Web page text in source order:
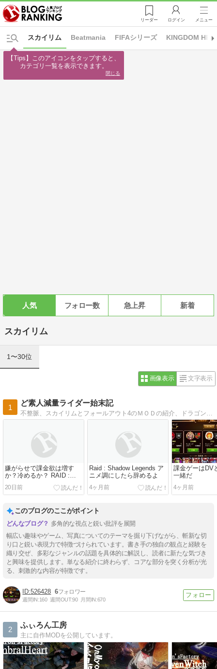
リーダー ログイン メニュー
Beatmania FIFAシリーズ KINGDOM
スカイリム
人気 フォロー数 急上昇 新着
スカイリム
1〜30位
画像表示 文字表示
1
ど素人減量ライダー始末記
嫌がらせで課金欲は増す
か？冷めるか？ RAID :
Shadow Legends
20日前
Raid : Shadow Legends ア
ニメ調にしたら辞めるよ
4ヶ月前
課金ゲーはDV
一緒だ
4ヶ月前
このブログのここがポイント
多角的な視点と鋭い批評を展開
幅広い趣味やゲーム、写真についてのテーマを掘り下げながら、斬新な切
り口と鋭い表現力で特徴づけられています。書き手の独自の観点と経験を
織り交ぜ、多彩なジャンルの話題を具体的に解説し、読者に新たな気づき
と興味を提供します。単なる紹介に終わらず、コアな部分を突く分析が光
る、刺激的な内容が特徴です。
526428 6
週間IN:160 週間OUT:90 月間IN:670
2
ふぃろん工房
主に自作MODを公開しています。
【Tips】このアイコンをタップすると、
カテゴリ一覧を表示できます。
閉じる